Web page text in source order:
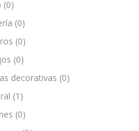
(0)
(0)
(0)
(0)
decorativas (0)
(1)
(0)